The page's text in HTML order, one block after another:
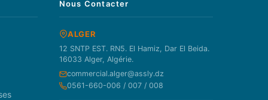
Nous Contacter
ALGER
12 SNTP EST. RN5. El Hamiz, Dar El Beida.
16033 Alger, Algérie.
commercial.alger@assly.dz
0561-660-006 / 007 / 008